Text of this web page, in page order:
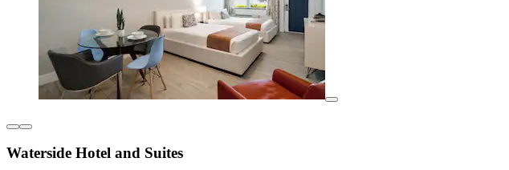
Waterside Hotel and Suites